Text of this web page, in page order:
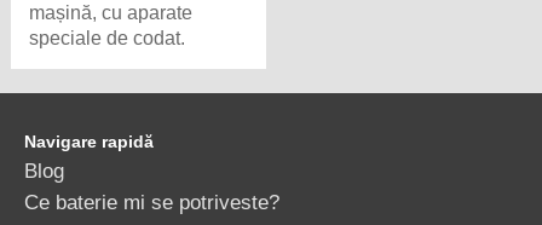
mașină, cu aparate
speciale de codat.
Navigare rapidă
Blog
Ce baterie mi se potriveste?